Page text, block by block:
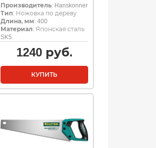
Производитель: Hanskonner
Тип: Ножовка по дереву
Длина, мм: 400
Материал: Японская сталь
SK5
1240руб.
КУПИТЬ